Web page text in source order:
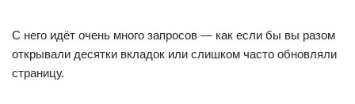
С него идёт очень много запросов — как если бы вы разом
открывали десятки вкладок или слишком часто обновляли
страницу.